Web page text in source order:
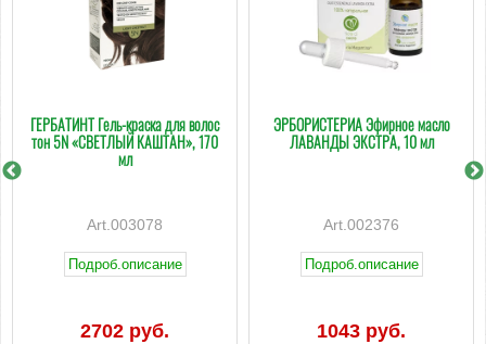
ГЕРБАТИНТ Гель-краска для волос
тон 5N «СВЕТЛЫЙ КАШТАН», 170
мл
003078
Подроб.описание
2702 руб.
ЭРБОРИСТЕРИА Эфирное масло
ЛАВАНДЫ ЭКСТРА, 10 мл
002376
Подроб.описание
1043 руб.